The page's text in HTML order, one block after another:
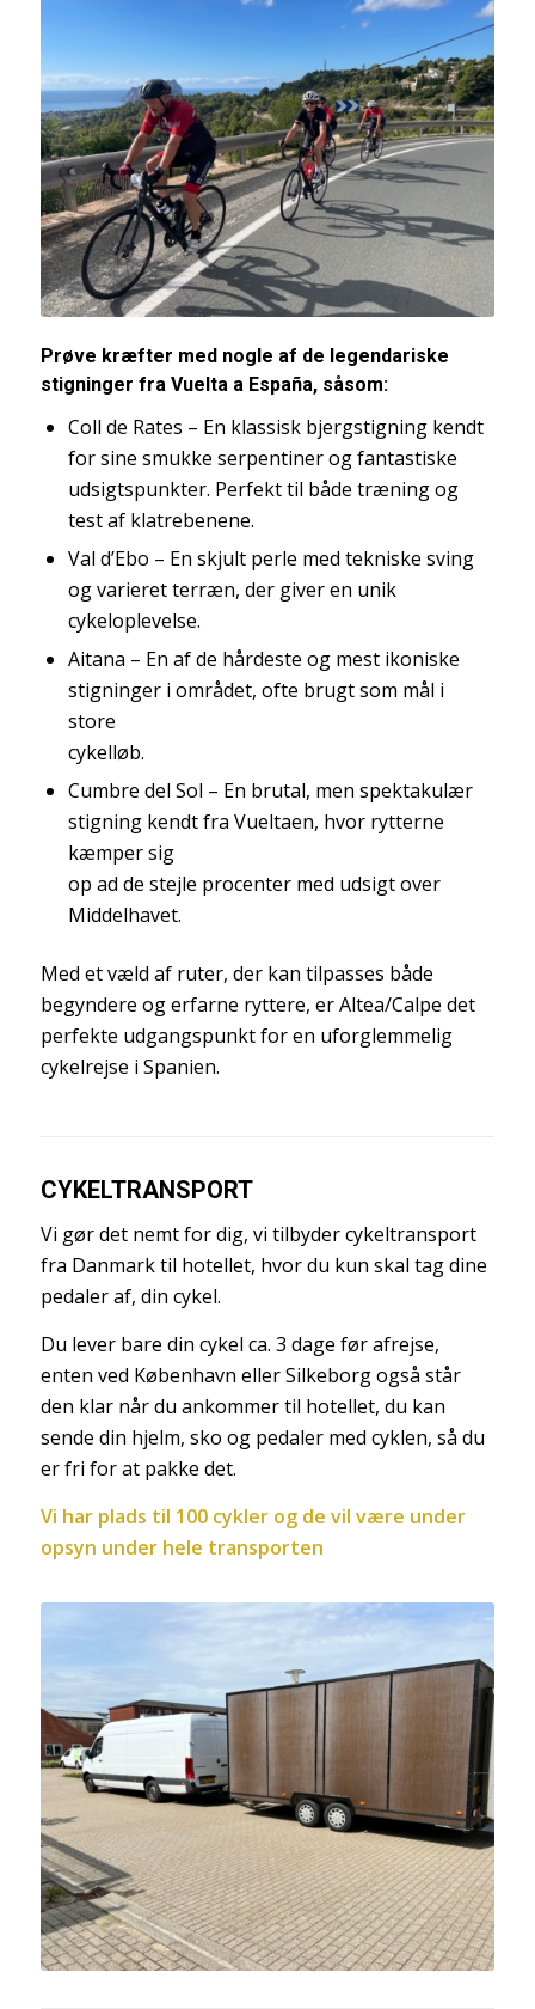
Prøve kræfter med nogle af de legendariske
stigninger fra Vuelta a España, såsom:
Coll de Rates – En klassisk bjergstigning kendt
for sine smukke serpentiner og fantastiske
udsigtspunkter. Perfekt til både træning og
test af klatrebenene.
Val d’Ebo – En skjult perle med tekniske sving
og varieret terræn, der giver en unik
cykeloplevelse.
Aitana – En af de hårdeste og mest ikoniske
stigninger i området, ofte brugt som mål i
store
cykelløb.
Cumbre del Sol – En brutal, men spektakulær
stigning kendt fra Vueltaen, hvor rytterne
kæmper sig
op ad de stejle procenter med udsigt over
Middelhavet.
Med et væld af ruter, der kan tilpasses både
begyndere og erfarne ryttere, er Altea/Calpe det
perfekte udgangspunkt for en uforglemmelig
cykelrejse i Spanien.
CYKELTRANSPORT
Vi gør det nemt for dig, vi tilbyder cykeltransport
fra Danmark til hotellet, hvor du kun skal tag dine
pedaler af, din cykel.
Du lever bare din cykel ca. 3 dage før afrejse,
enten ved København eller Silkeborg også står
den klar når du ankommer til hotellet, du kan
sende din hjelm, sko og pedaler med cyklen, så du
er fri for at pakke det.
Vi har plads til 100 cykler og de vil være under
opsyn under hele transporten